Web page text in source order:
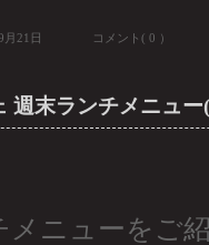
月21日 コメント( 0 ）
週末ランチメニュー
メニューをご